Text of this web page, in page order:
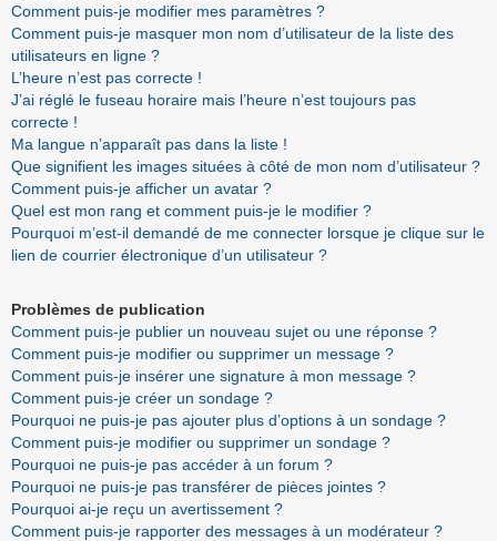
Comment puis-je modifier mes paramètres ?
Comment puis-je masquer mon nom d’utilisateur de la liste des
utilisateurs en ligne ?
L’heure n’est pas correcte !
J’ai réglé le fuseau horaire mais l’heure n’est toujours pas
correcte !
Ma langue n’apparaît pas dans la liste !
Que signifient les images situées à côté de mon nom d’utilisateur ?
Comment puis-je afficher un avatar ?
Quel est mon rang et comment puis-je le modifier ?
Pourquoi m’est-il demandé de me connecter lorsque je clique sur le
lien de courrier électronique d’un utilisateur ?
Problèmes de publication
Comment puis-je publier un nouveau sujet ou une réponse ?
Comment puis-je modifier ou supprimer un message ?
Comment puis-je insérer une signature à mon message ?
Comment puis-je créer un sondage ?
Pourquoi ne puis-je pas ajouter plus d’options à un sondage ?
Comment puis-je modifier ou supprimer un sondage ?
Pourquoi ne puis-je pas accéder à un forum ?
Pourquoi ne puis-je pas transférer de pièces jointes ?
Pourquoi ai-je reçu un avertissement ?
Comment puis-je rapporter des messages à un modérateur ?